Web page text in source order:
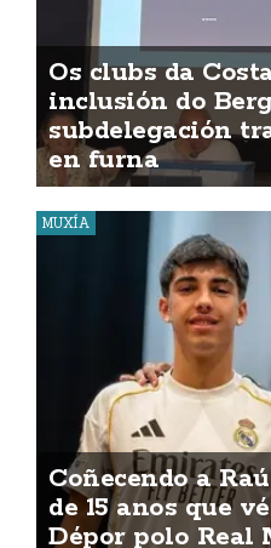
Os clubs da
inclusión do
subdelegación
en furna
MUXÍA
Coñecendo a
de 15 anos que
Dépor polo Real